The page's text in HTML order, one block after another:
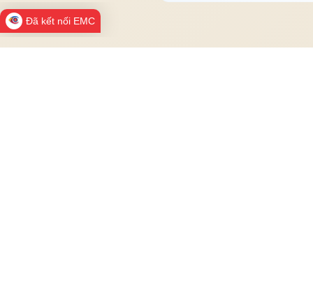
Đã kết nối EMC